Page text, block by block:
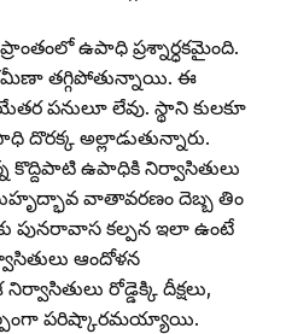
ఉపాధి ప్రశ్నార్ధకమైంది.
తగ్గిపోతున్నాయి. ఈ
పనులూ లేవు. స్థాని కులకూ
దొరక్క అల్లాడుతున్నారు.
కొద్దిపాటి ఉపాధికి నిర్వాసితులు
వాతావరణం దెబ్బ తిం
పునరావాస కల్పన ఇలా ఉంటే
ఆందోళన
రోడ్డెక్కి దీక్షలు,
పరిష్కారమయ్యాయి.